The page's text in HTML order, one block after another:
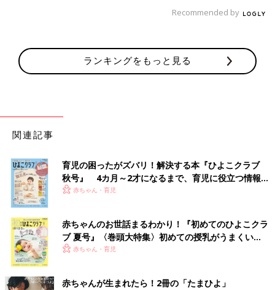
Recommended by
ランキングをもっと見る
関連記事
育児の困ったがズバリ！解決する本『ひよこクラブ
秋号』 4カ月～2才になるまで、育児に役立つ情報が
いっぱい！
赤ちゃん・育児
赤ちゃんのお世話まるわかり！『初めてのひよこクラ
ブ 夏号』〈巻頭大特集〉初めての授乳がうまくい
く！ おっぱい・ミルクの基本と夏のトラブル 解決テ
赤ちゃん・育児
赤ちゃんが生まれたら！2冊の「たまひよ」